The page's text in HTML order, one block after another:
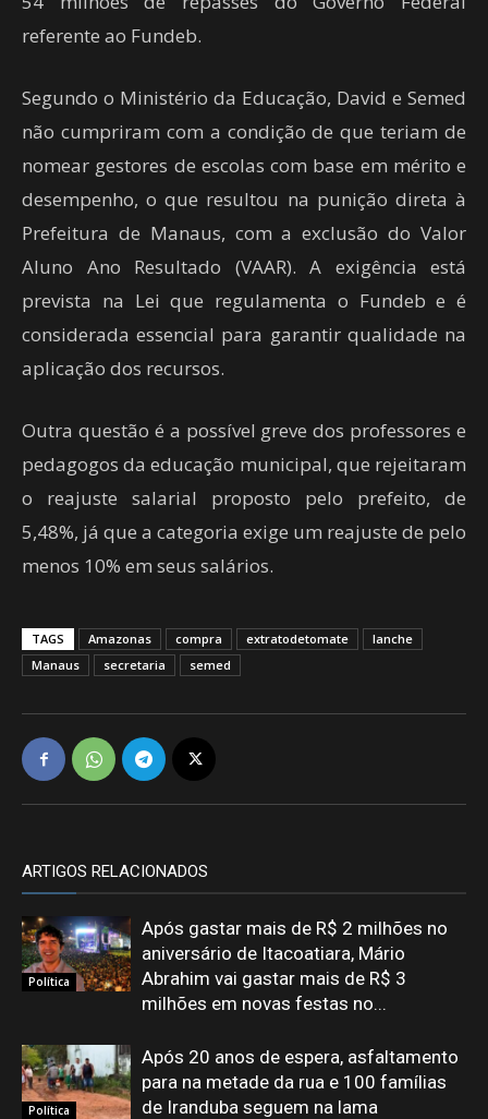
referente ao Fundeb.
Segundo o Ministério da Educação, David e Semed
não cumpriram com a condição de que teriam de
nomear gestores de escolas com base em mérito e
desempenho, o que resultou na punição direta à
Prefeitura de Manaus, com a exclusão do Valor
Aluno Ano Resultado (VAAR). A exigência está
prevista na Lei que regulamenta o Fundeb e é
considerada essencial para garantir qualidade na
aplicação dos recursos.
Outra questão é a possível greve dos professores e
pedagogos da educação municipal, que rejeitaram
o reajuste salarial proposto pelo prefeito, de
5,48%, já que a categoria exige um reajuste de pelo
menos 10% em seus salários.
TAGS Amazonas compra extratodetomate
lanche
Manaus
secretaria semed
ARTIGOS RELACIONADOS
Política
Após gastar mais de R$ 2 milhões no
aniversário de Itacoatiara, Mário
Abrahim vai gastar mais de R$ 3
milhões em novas festas no...
Política
Após 20 anos de espera, asfaltamento
para na metade da rua e 100 famílias
de Iranduba seguem na lama